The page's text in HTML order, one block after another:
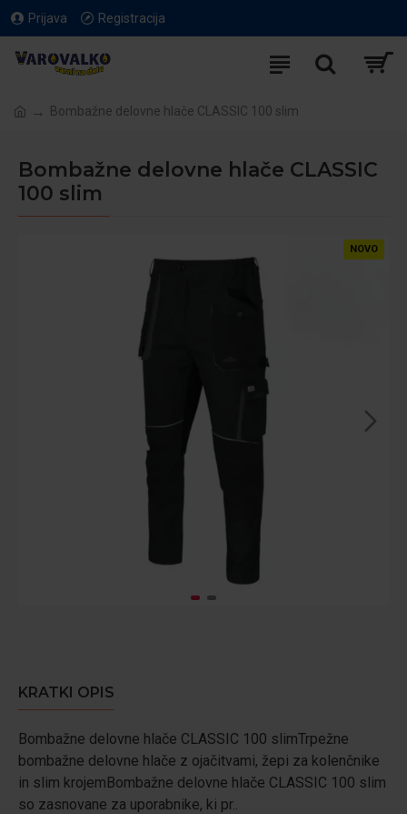
Prijava Registracija
Bombažne delovne hlače CLASSIC 100 slim
Bombažne delovne hlače CLASSIC
100 slim
NOVO
KRATKI OPIS
Bombažne delovne hlače CLASSIC 100 slimTrpežne
bombažne delovne hlače z ojačitvami, žepi za kolenčnike
in slim krojemBombažne delovne hlače CLASSIC 100 slim
so zasnovane za uporabnike, ki pr..